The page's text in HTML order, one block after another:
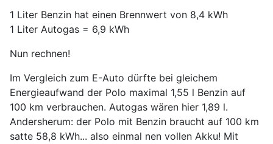
1 Liter Benzin hat einen Brennwert von 8,4 kWh
1 Liter Autogas = 6,9 kWh
Nun rechnen!
Im Vergleich zum E-Auto dürfte bei gleichem
Energieaufwand der Polo maximal 1,55 l Benzin auf
100 km verbrauchen. Autogas wären hier 1,89 l.
Andersherum: der Polo mit Benzin braucht auf 100 km
satte 58,8 kWh... also einmal nen vollen Akku! Mit